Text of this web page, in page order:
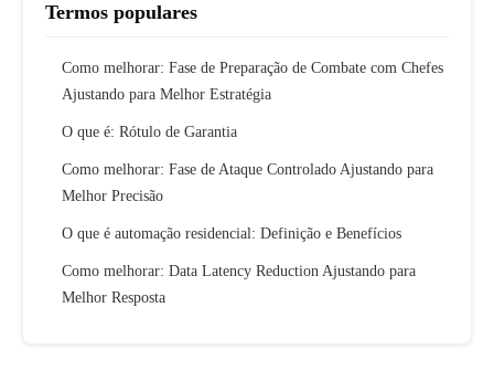
Termos populares
Como melhorar: Fase de Preparação de Combate com Chefes
Ajustando para Melhor Estratégia
O que é: Rótulo de Garantia
Como melhorar: Fase de Ataque Controlado Ajustando para
Melhor Precisão
O que é automação residencial: Definição e Benefícios
Como melhorar: Data Latency Reduction Ajustando para
Melhor Resposta